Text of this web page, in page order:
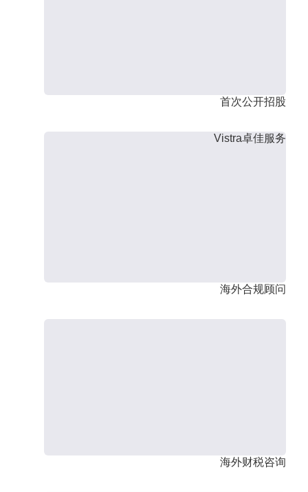
首次公开招股
Vistra卓佳服务
海外合规顾问
海外财税咨询